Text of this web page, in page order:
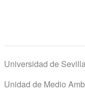
Universidad de
Unidad de Medio